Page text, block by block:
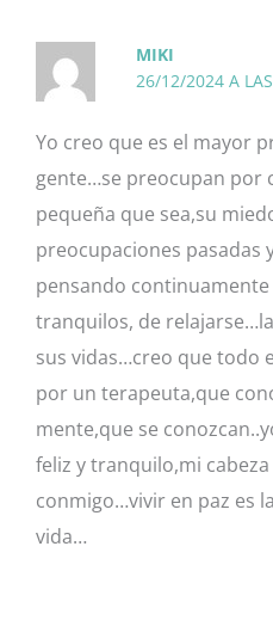
MIKI
26/12/2024 A
Yo creo que es el mayor
gente…se preocupan por
pequeña que sea,su
preocupaciones pasadas
pensando
tranquilos, de
sus vidas…creo que todo
por un terapeuta,que
mente,que se
feliz y tranquilo,mi
conmigo…vivir en paz es
vida…